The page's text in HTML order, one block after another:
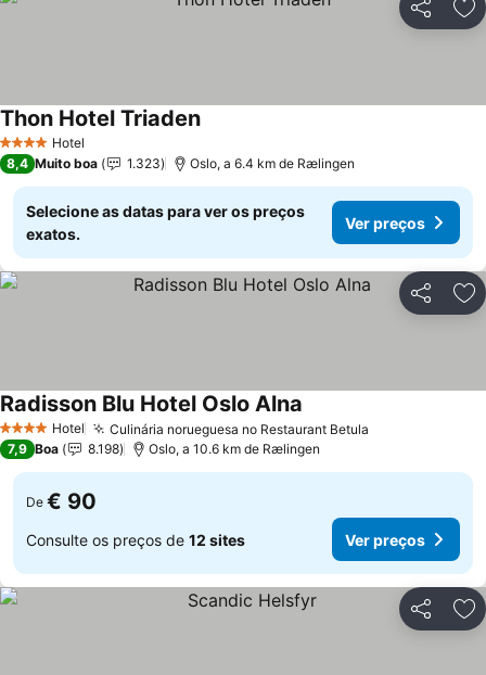
Partilhar
4 EstrelasHotel
Thon Hotel Triaden
8,4 Muito boa 1.323 Oslo, a 6.4 km de Rælingen
Selecione as datas para ver os preços
exatos.
Ver preços
Partilhar
4 EstrelasHotel Culinária norueguesa no Restaurant Betula
Radisson Blu Hotel Oslo Alna
7,9 Boa 8.198 Oslo, a 10.6 km de Rælingen
De € 90
Consulte os preços de 12 sites Ver preços
Partilhar